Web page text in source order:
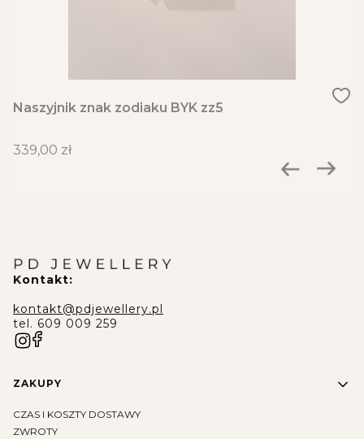
Naszyjnik znak zodiaku BYK zz5
Cena
339,00 zł
Kontakt:
kontakt@pdjewellery.pl
tel. 609 009 259
Linki w stopce
ZAKUPY
CZAS I KOSZTY DOSTAWY
ZWROTY